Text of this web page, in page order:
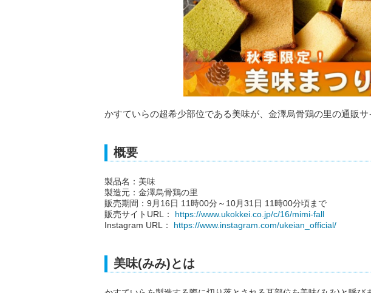
かすていらの超希少部位である美味が、金澤烏骨鶏の里の通販サ
概要
製品名：美味
製造元：金澤烏骨鶏の里
販売期間：9月16日 11時00分～10月31日 11時00分頃まで
販売サイトURL： https://www.ukokkei.co.jp/c/16/mimi-fall
Instagram URL： https://www.instagram.com/ukeian_official/
美味(みみ)とは